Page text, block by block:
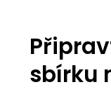
sbírku